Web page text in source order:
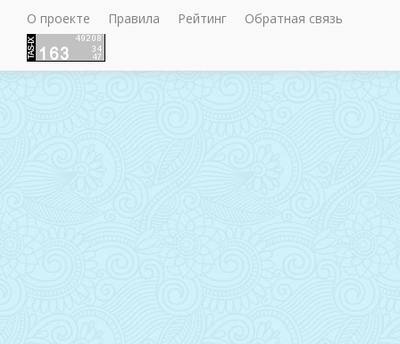
О проекте
Правила Рейтинг Обратная связь